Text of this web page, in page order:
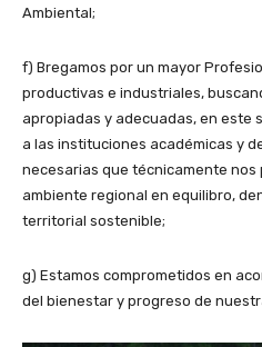
Ambiental;
f) Bregamos por un mayor
productivas e industriales,
apropiadas y adecuadas, en este
a las instituciones académicas y
necesarias que técnicamente
ambiente regional en equilibro,
territorial sostenible;
g) Estamos comprometidos en
del bienestar y progreso de